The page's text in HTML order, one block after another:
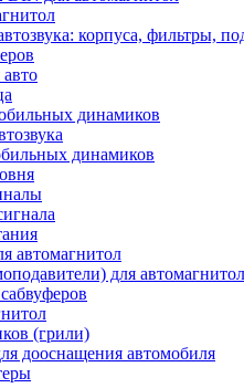
корпуса, фильтры,
динамиков
динамиков
автомагнитол
для автомагнитол
(грили)
дооснащения автомобиля